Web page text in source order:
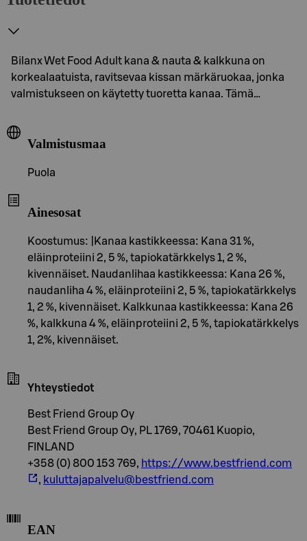
Bilanx Wet Food Adult kana & nauta & kalkkuna on
korkealaatuista, ravitsevaa kissan märkäruokaa, jonka
valmistukseen on käytetty tuoretta kanaa. Tämä…
Valmistusmaa
Puola
Ainesosat
Koostumus: |Kanaa kastikkeessa: Kana 31 %,
eläinproteiini 2, 5 %, tapiokatärkkelys 1, 2 %,
kivennäiset. Naudanlihaa kastikkeessa: Kana 26 %,
naudanliha 4 %, eläinproteiini 2, 5 %, tapiokatärkkelys
1, 2 %, kivennäiset. Kalkkunaa kastikkeessa: Kana 26
%, kalkkuna 4 %, eläinproteiini 2, 5 %, tapiokatärkkelys
1, 2%, kivennäiset.
Yhteystiedot
Best Friend Group Oy
Best Friend Group Oy, PL 1769, 70461 Kuopio,
FINLAND
+358 (0) 800 153 769, https://www.bestfriend.com
, kuluttajapalvelu@bestfriend.com
EAN